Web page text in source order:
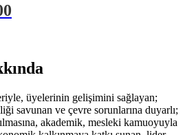
üyelerinin gelişimini sağlayan;
savunan ve çevre sorunlarına duyarlı;
akademik, mesleki kamuoyuyla